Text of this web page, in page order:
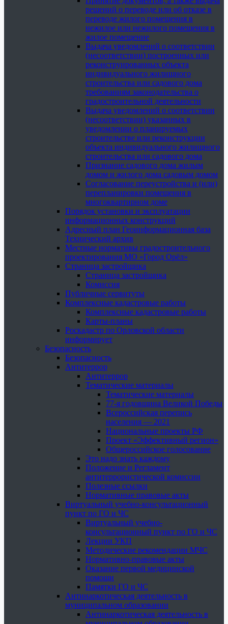
решений о переводе или об отказе в
переводе жилого помещения в
нежилое или нежилого помещения в
жилое помещение
Выдача уведомлений о соответствии
(несоответствии) построенных или
реконструированных объекта
индивидуального жилищного
строительства или садового дома
требованиям законодательства о
градостроительной деятельности
Выдача уведомлений о соответствии
(несоответствии) указанных в
уведомлении о планируемых
строительстве или реконструкции
объекта индивидуального жилищного
строительства или садового дома
Признание садового дома жилым
домом и жилого дома садовым домом
Согласование переустройства и (или)
перепланировки помещения в
многоквартирном доме
Порядок установки и эксплуатации
информационных конструкций
Адресный план Геоинформационная база
Технический архив
Местные нормативы градостроительного
проектирования МО «Город Орёл»
Страница застройщика
Страница застройщика
Комиссия
Публичные сервитуты
Комплексные кадастровые работы
Комплексные кадастровые работы
Карты-планы
Роскадастр по Орловской области
информирует
Безопасность
Безопасность
Антитеррор
Антитеррор
Тематические материалы
Тематические материалы
77-я годовщина Великой Победы
Всероссийская перепись
населения — 2021
Национальные проекты РФ
Проект «Эффективный регион»
Общероссийское голосование
Это надо знать каждому
Положение и Регламент
антитеррористической комиссии
Полезные ссылки
Нормативные правовые акты
Виртуальный учебно-консультационный
пункт по ГО и ЧС
Виртуальный учебно-
консультационный пункт по ГО и ЧС
Лекции УКП
Методические рекомендации МЧС
Нормативно-правовые акты
Оказание первой медицинской
помощи
Памятки ГО и ЧС
Антинаркотическая деятельность в
муниципальном образовании
Антинаркотическая деятельность в